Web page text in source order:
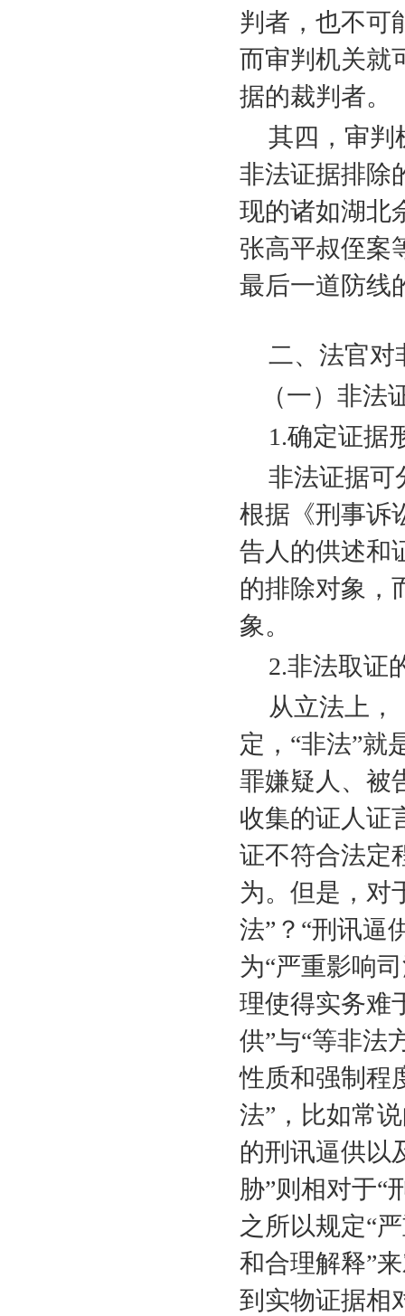
判者，也不可
而审判机关就
据的裁判者。
其四，审判
非法证据排除
现的诸如湖北
张高平叔侄案
最后一道防线
二、法官对
（一）非法
1.确定证据
非法证据可
根据《刑事诉
告人的供述和
的排除对象，
象。
2.非法取证
从立法上，
定，“非法”就
罪嫌疑人、被
收集的证人证
证不符合法定
为。但是，对
法”？“刑讯逼
为“严重影响
理使得实务难
供”与“等非法
性质和强制程
法”，比如常
的刑讯逼供以
胁”则相对于“
之所以规定“
和合理解释”
到实物证据相